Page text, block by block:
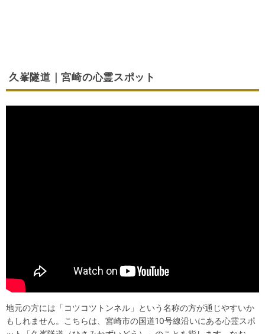
久峯隧道｜宮崎の心霊スポット
地元の方には「コツコツトンネル」という名称の方が通じやすいか
もしれません。こちらは、宮崎市の国道10号線沿いにある心霊スポ